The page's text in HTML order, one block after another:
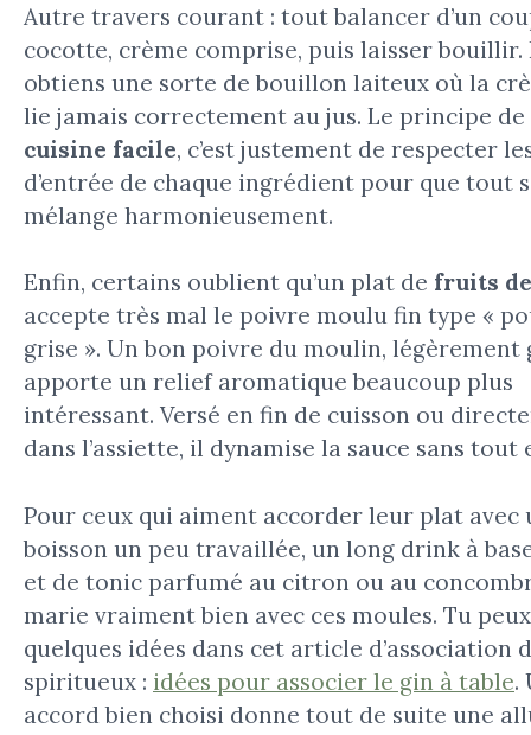
Autre travers courant : tout balancer d’un
cocotte, crème comprise, puis laisser bouillir.
obtiens une sorte de bouillon laiteux où la
lie jamais correctement au jus. Le principe
cuisine facile, c’est justement de respecter
d’entrée de chaque ingrédient pour que tout
mélange harmonieusement.
Enfin, certains oublient qu’un plat de fruits
accepte très mal le poivre moulu fin type «
grise ». Un bon poivre du moulin, légèrement
apporte un relief aromatique beaucoup plus
intéressant. Versé en fin de cuisson ou
dans l’assiette, il dynamise la sauce sans tout
Pour ceux qui aiment accorder leur plat avec
boisson un peu travaillée, un long drink à
et de tonic parfumé au citron ou au
marie vraiment bien avec ces moules. Tu
quelques idées dans cet article d’association
spiritueux : idées pour associer le gin à table.
accord bien choisi donne tout de suite une